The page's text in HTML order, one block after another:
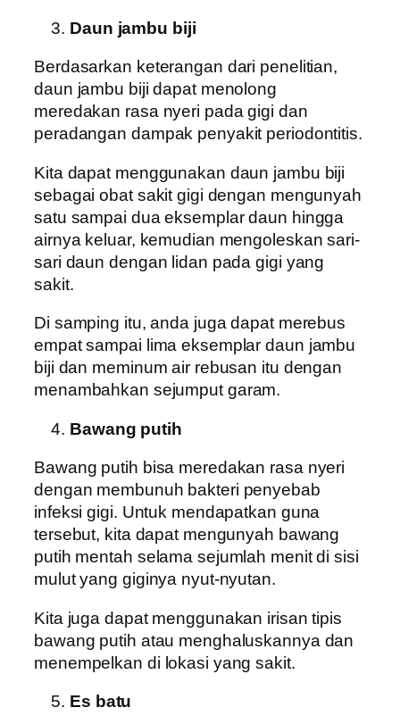
Daun jambu biji
Berdasarkan keterangan dari penelitian,
daun jambu biji dapat menolong
meredakan rasa nyeri pada gigi dan
peradangan dampak penyakit periodontitis.
Kita dapat menggunakan daun jambu biji
sebagai obat sakit gigi dengan mengunyah
satu sampai dua eksemplar daun hingga
airnya keluar, kemudian mengoleskan sari-
sari daun dengan lidan pada gigi yang
sakit.
Di samping itu, anda juga dapat merebus
empat sampai lima eksemplar daun jambu
biji dan meminum air rebusan itu dengan
menambahkan sejumput garam.
Bawang putih
Bawang putih bisa meredakan rasa nyeri
dengan membunuh bakteri penyebab
infeksi gigi. Untuk mendapatkan guna
tersebut, kita dapat mengunyah bawang
putih mentah selama sejumlah menit di sisi
mulut yang giginya nyut-nyutan.
Kita juga dapat menggunakan irisan tipis
bawang putih atau menghaluskannya dan
menempelkan di lokasi yang sakit.
Es batu